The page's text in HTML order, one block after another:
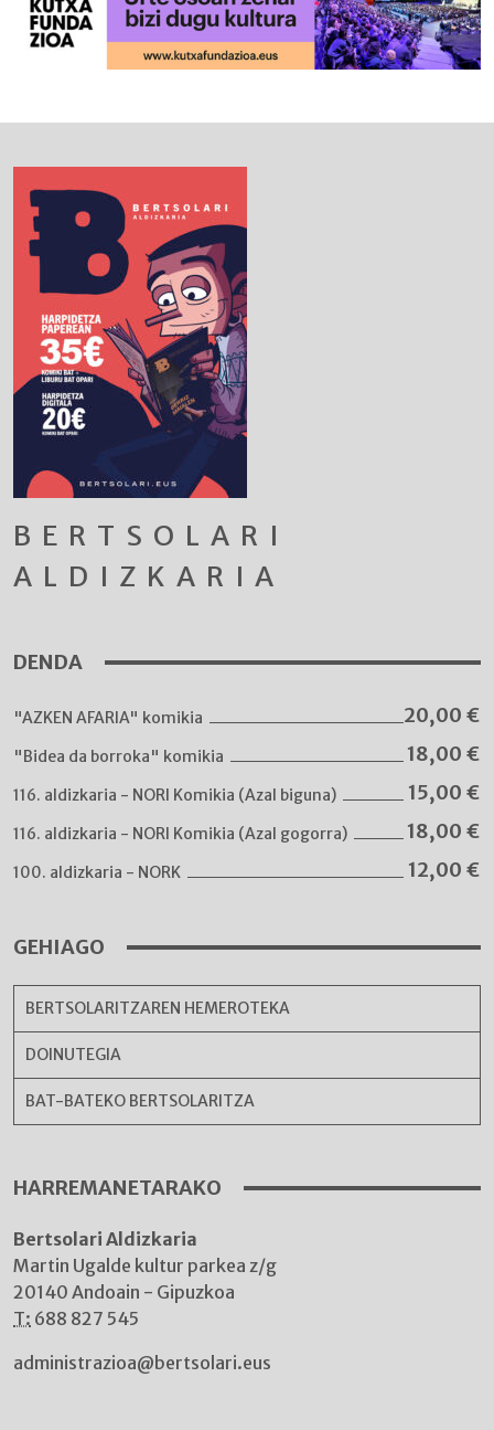
BERTSOLARI
ALDIZKARIA
DENDA
"AZKEN AFARIA" komikia 20,00 €
"Bidea da borroka" komikia 18,00 €
116. aldizkaria - NORI Komikia (Azal biguna) 15,00 €
116. aldizkaria - NORI Komikia (Azal gogorra) 18,00 €
100. aldizkaria - NORK 12,00 €
GEHIAGO
BERTSOLARITZAREN HEMEROTEKA
DOINUTEGIA
BAT-BATEKO BERTSOLARITZA
HARREMANETARAKO
Bertsolari Aldizkaria
Martin Ugalde kultur parkea z/g
20140 Andoain - Gipuzkoa
T: 688 827 545
administrazioa@bertsolari.eus